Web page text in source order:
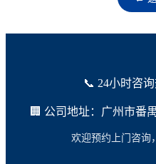
📞 24小时咨询
🏢 公司地址：广州市番
欢迎预约上门咨询